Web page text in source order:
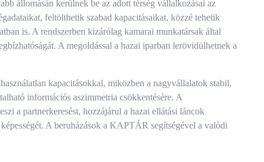
állomásán kerülnek be az adott térség vállalkozásai az
feltölthetik szabad kapacitásaikat, közzé tehetik
is. A rendszerben kizárólag kamarai munkatársak által
A megoldással a hazai iparban lerövidülhetnek a
kapacitásokkal, miközben a nagyvállalatok stabil,
információs aszimmetria csökkentésére. A
a partnerkeresést, hozzájárul a hazai ellátási láncok
A beruházások a KAPTÁR segítségével a valódi